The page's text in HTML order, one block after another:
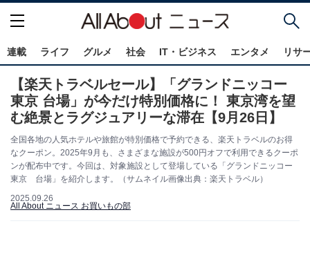
連載 ライフ グルメ 社会 IT・ビジネス エンタメ リサ
【楽天トラベルセール】「グランドニッコー
東京 台場」が今だけ特別価格に！ 東京湾を望
む絶景とラグジュアリーな滞在【9月26日】
全国各地の人気ホテルや旅館が特別価格で予約できる、楽天トラベルのお得
なクーポン。2025年9月も、さまざまな施設が500円オフで利用できるクーポ
ンが配布中です。今回は、対象施設として登場している「グランドニッコー
東京 台場」を紹介します。（サムネイル画像出典：楽天トラベル）
2025.09.26
All About ニュース お買いもの部